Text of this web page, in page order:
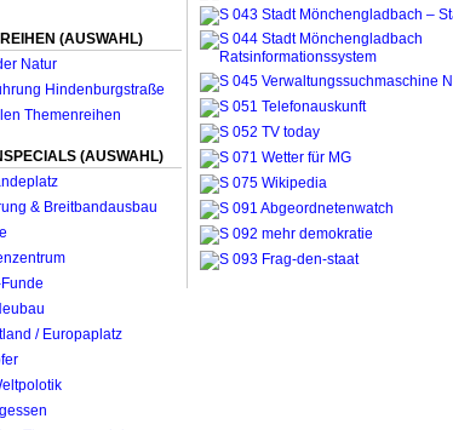
(AUSWAHL)
(AUSWAHL)